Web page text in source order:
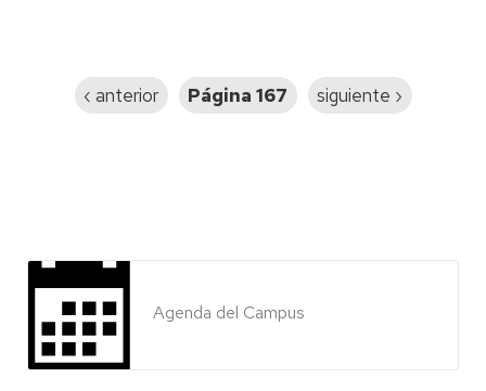
Página
‹ anterior Página 167
Siguiente
siguiente ›
Agenda del Campus